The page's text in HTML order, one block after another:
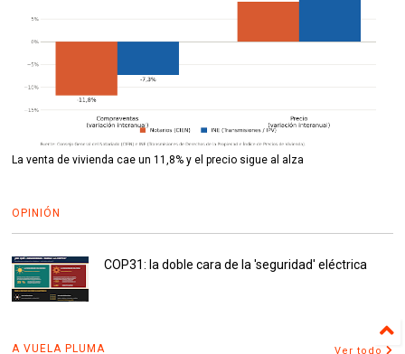
La venta de vivienda cae un 11,8% y el precio sigue al alza
OPINIÓN
COP31: la doble cara de la 'seguridad' eléctrica
A VUELA PLUMA Ver todo